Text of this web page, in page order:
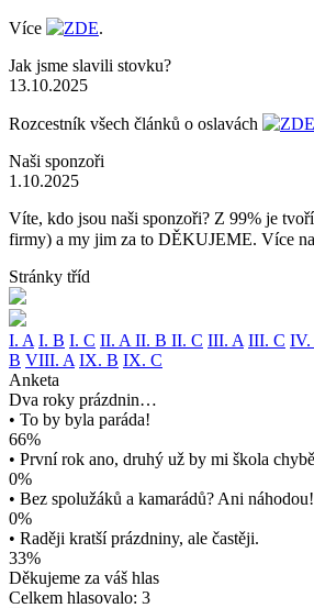
Více ZDE.
Jak jsme slavili stovku?
13.10.2025
Rozcestník všech článků o oslavách ZDE
Naši sponzoři
1.10.2025
Víte, kdo jsou naši sponzoři? Z 99% je
firmy) a my jim za to DĚKUJEME. Více na
Stránky tříd
I. A I. B I. C II. A II. B II. C III. A III. C IV.
B VIII. A IX. B IX. C
Anketa
Dva roky prázdnin…
• To by byla paráda!
66%
• První rok ano, druhý už by mi škola
0%
• Bez spolužáků a kamarádů? Ani náhodou!
0%
• Raději kratší prázdniny, ale častěji.
33%
Děkujeme za váš hlas
Celkem hlasovalo: 3